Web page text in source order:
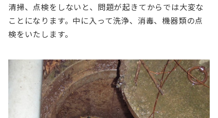
清掃、点検をしないと、問題が起きてからでは大変な
ことになります。中に入って洗浄、消毒、機器類の点
検をいたします。